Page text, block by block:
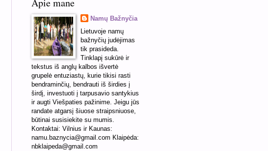
Namų Bažnyčia
Lietuvoje namų
bažnyčių judėjimas
tik prasideda.
Tinklapį sukūrė ir
tekstus iš anglų kalbos išvertė
grupelė entuziastų, kurie tikisi rasti
bendraminčių, bendrauti iš širdies į
širdį, investuoti į tarpusavio santykius
ir augti Viešpaties pažinime. Jeigu jūs
randate atgarsį šiuose straipsniuose,
būtinai susisiekite su mumis.
Kontaktai: Vilnius ir Kaunas:
namu.baznycia@gmail.com Klaipėda:
nbklaipeda@gmail.com